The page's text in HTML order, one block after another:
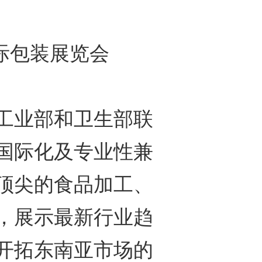
包装展览会
部和卫生部联
际化及专业性兼
的食品加工、
展示最新行业趋
拓东南亚市场的